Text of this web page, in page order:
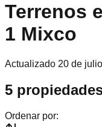
Terrenos
1 Mixco
Actualizado 20 de
5
Ordenar por: